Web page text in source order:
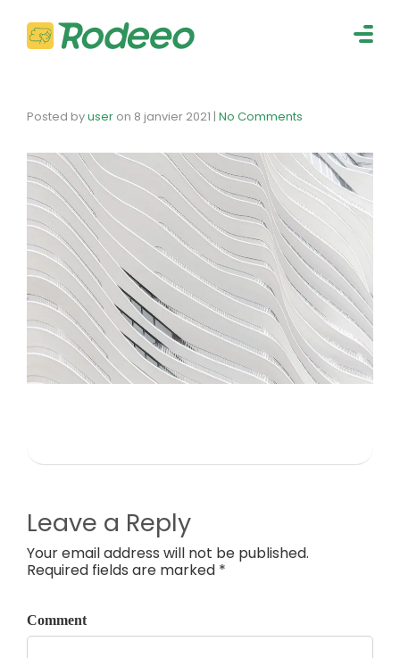
Posted byuser on 8 janvier 2021 | No Comments
Leave a Reply
Your email address will not be published.
Required fields are marked *
Comment